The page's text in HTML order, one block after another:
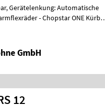
Gerätelenkung: Automatische
- Chopstar ONE Kürbis
GmbH
12